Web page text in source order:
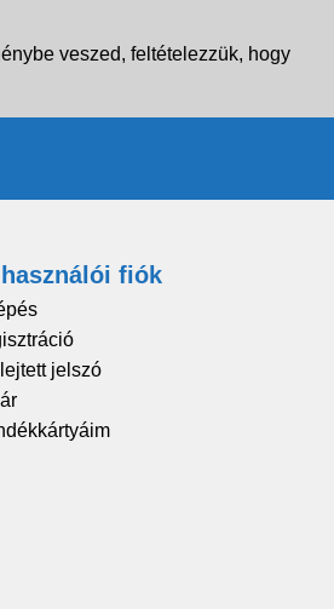
veszed, feltételezzük, hogy
fiók
jelszó